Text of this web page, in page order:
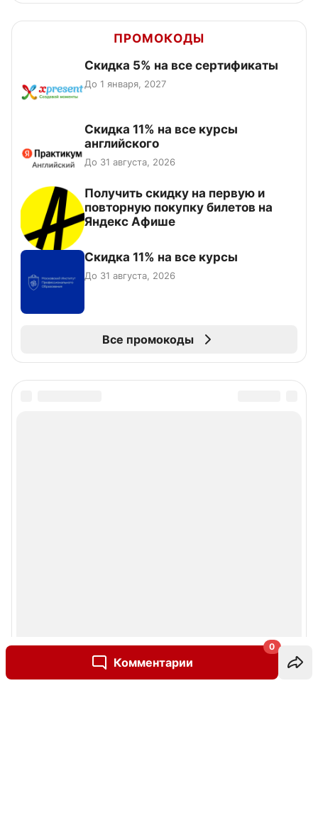
Комментарии
0
ПРОМОКОДЫ
Скидка 5% на все сертификаты
До 1 января, 2027
Скидка 11% на все курсы
английского
До 31 августа, 2026
Получить скидку на первую и
повторную покупку билетов на
Яндекс Афише
Скидка 11% на все курсы
До 31 августа, 2026
Все промокоды